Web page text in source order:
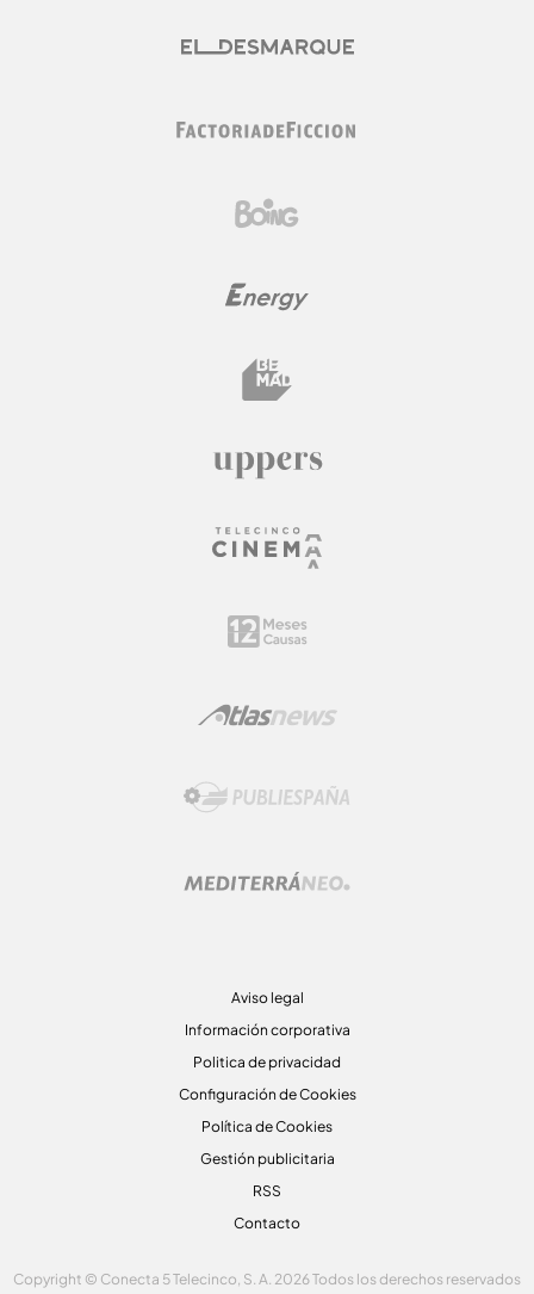
Aviso legal
Información corporativa
Politica de privacidad
Configuración de Cookies
Política de Cookies
Gestión publicitaria
RSS
Contacto
Copyright © Conecta 5 Telecinco, S. A. 2026 Todos los derechos reservados